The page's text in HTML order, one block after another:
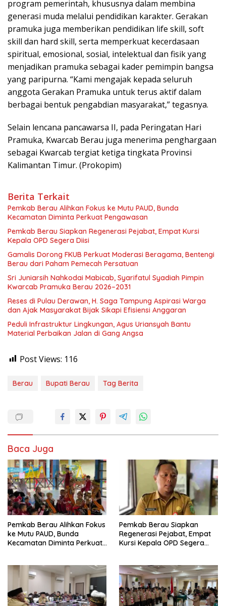
program pemerintah, khususnya dalam membina
generasi muda melalui pendidikan karakter. Gerakan
pramuka juga memberikan pendidikan life skill, soft
skill dan hard skill, serta memperkuat kecerdasaan
spiritual, emosional, sosial, intelektual dan fisik yang
menjadikan pramuka sebagai kader pemimpin bangsa
yang paripurna. “Kami mengajak kepada seluruh
anggota Gerakan Pramuka untuk terus aktif dalam
berbagai bentuk pengabdian masyarakat,” tegasnya.
Selain lencana pancawarsa II, pada Peringatan Hari
Pramuka, Kwarcab Berau juga menerima penghargaan
sebagai Kwarcab tergiat ketiga tingkata Provinsi
Kalimantan Timur. (Prokopim)
Berita Terkait
Pemkab Berau Alihkan Fokus ke Mutu PAUD, Bunda
Kecamatan Diminta Perkuat Pengawasan
Pemkab Berau Siapkan Regenerasi Pejabat, Empat Kursi
Kepala OPD Segera Diisi
Gamalis Dorong FKUB Perkuat Moderasi Beragama, Bentengi
Berau dari Paham Pemecah Persatuan
Sri Juniarsih Nahkodai Mabicab, Syarifatul Syadiah Pimpin
Kwarcab Pramuka Berau 2026–2031
Reses di Pulau Derawan, H. Saga Tampung Aspirasi Warga
dan Ajak Masyarakat Bijak Sikapi Efisiensi Anggaran
Peduli Infrastruktur Lingkungan, Agus Uriansyah Bantu
Material Perbaikan Jalan di Gang Angsa
Post Views: 116
Berau Bupati Berau Tag Berita
Baca Juga
Pemkab Berau Alihkan Fokus
ke Mutu PAUD, Bunda
Kecamatan Diminta Perkuat
Pemkab Berau Siapkan
Regenerasi Pejabat, Empat
Kursi Kepala OPD Segera